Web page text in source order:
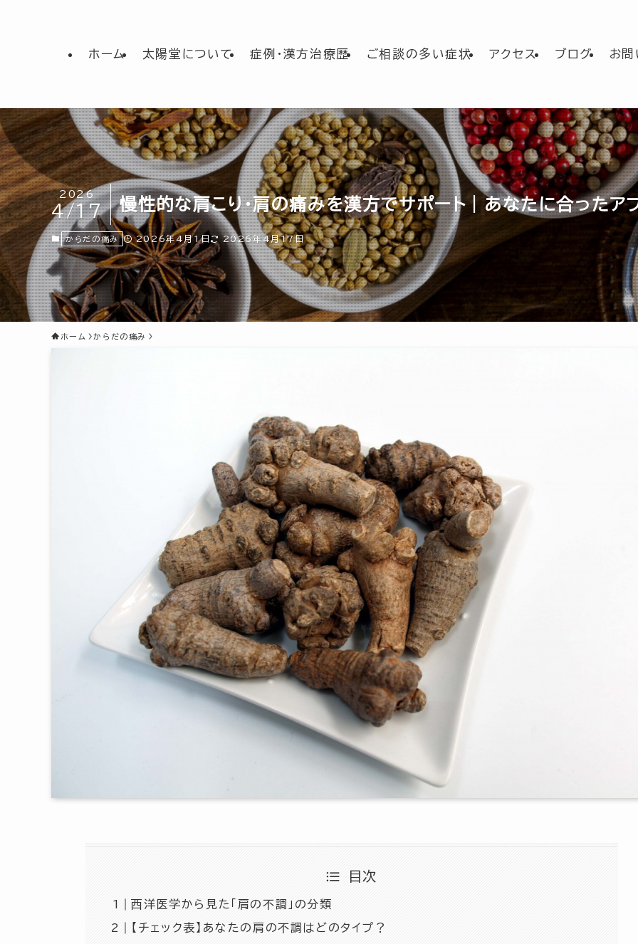
ホーム 太陽堂について 症例・漢方治療歴 ご相談の多い症状 アクセス ブログ お
慢性的な肩こり・肩の痛みを漢方でサポート｜あなたに合ったア
2026
4/17
からだの痛み 2026年4月1日 2026年4月17日
ホーム からだの痛み
目次
西洋医学から見た「肩の不調」の分類
【チェック表】あなたの肩の不調はどのタイプ？